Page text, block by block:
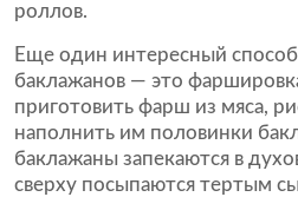
роллов.
Еще один интересный
баклажанов — это
приготовить фарш из мяса,
наполнить им половинки
баклажаны запекаются в
сверху посыпаются тертым